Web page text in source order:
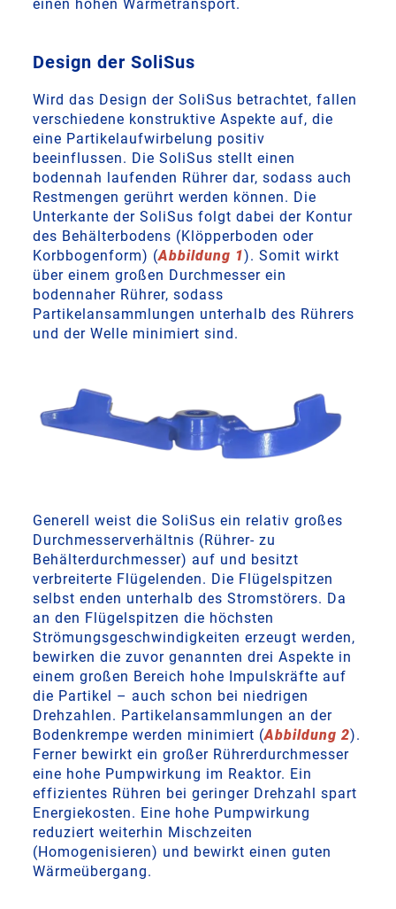
einen hohen Wärmetransport.
Design der SoliSus
Wird das Design der SoliSus betrachtet, fallen
verschiedene konstruktive Aspekte auf, die
eine Partikelaufwirbelung positiv
beeinflussen. Die SoliSus stellt einen
bodennah laufenden Rührer dar, sodass auch
Restmengen gerührt werden können. Die
Unterkante der SoliSus folgt dabei der Kontur
des Behälterbodens (Klöpperboden oder
Korbbogenform) (Abbildung 1). Somit wirkt
über einem großen Durchmesser ein
bodennaher Rührer, sodass
Partikelansammlungen unterhalb des Rührers
und der Welle minimiert sind.
Generell weist die SoliSus ein relativ großes
Durchmesserverhältnis (Rührer- zu
Behälterdurchmesser) auf und besitzt
verbreiterte Flügelenden. Die Flügelspitzen
selbst enden unterhalb des Stromstörers. Da
an den Flügelspitzen die höchsten
Strömungsgeschwindigkeiten erzeugt werden,
bewirken die zuvor genannten drei Aspekte in
einem großen Bereich hohe Impulskräfte auf
die Partikel – auch schon bei niedrigen
Drehzahlen. Partikelansammlungen an der
Bodenkrempe werden minimiert (Abbildung 2).
Ferner bewirkt ein großer Rührerdurchmesser
eine hohe Pumpwirkung im Reaktor. Ein
effizientes Rühren bei geringer Drehzahl spart
Energiekosten. Eine hohe Pumpwirkung
reduziert weiterhin Mischzeiten
(Homogenisieren) und bewirkt einen guten
Wärmeübergang.